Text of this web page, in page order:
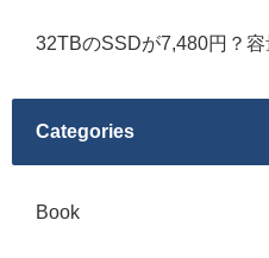
32TBのSSDが7,480円？
Categories
Book